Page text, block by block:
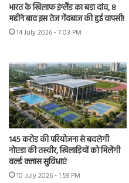
भारत के खिलाफ इंग्लैंड का बड़ा दांव, 8
महीने बाद इस तेज गेंदबाज की हुई वापसी!
14 July 2026 - 7:03 PM
145 करोड़ की परियोजना से बदलेगी
नोएडा की तस्वीर, खिलाड़ियों को मिलेंगी
वर्ल्ड क्लास सुविधाएं
10 July 2026 - 1:59 PM